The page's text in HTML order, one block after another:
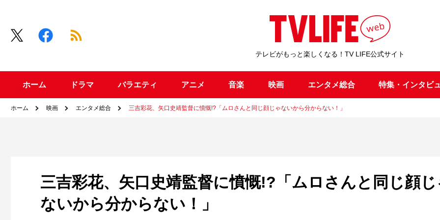
テレビがもっと楽しくなる！TV LIFE公式サイト
ホーム ドラマ バラエティ アニメ 音楽 映画 エンタメ総合 特集・インタビ
ホーム 映画 エンタメ総合 三吉彩花、矢口史靖監督に憤慨!?「ムロさんと同じ顔じゃないから分からない！」
三吉彩花、矢口史靖監督に憤慨!?「ムロさんと同じ顔
ないから分からない！」